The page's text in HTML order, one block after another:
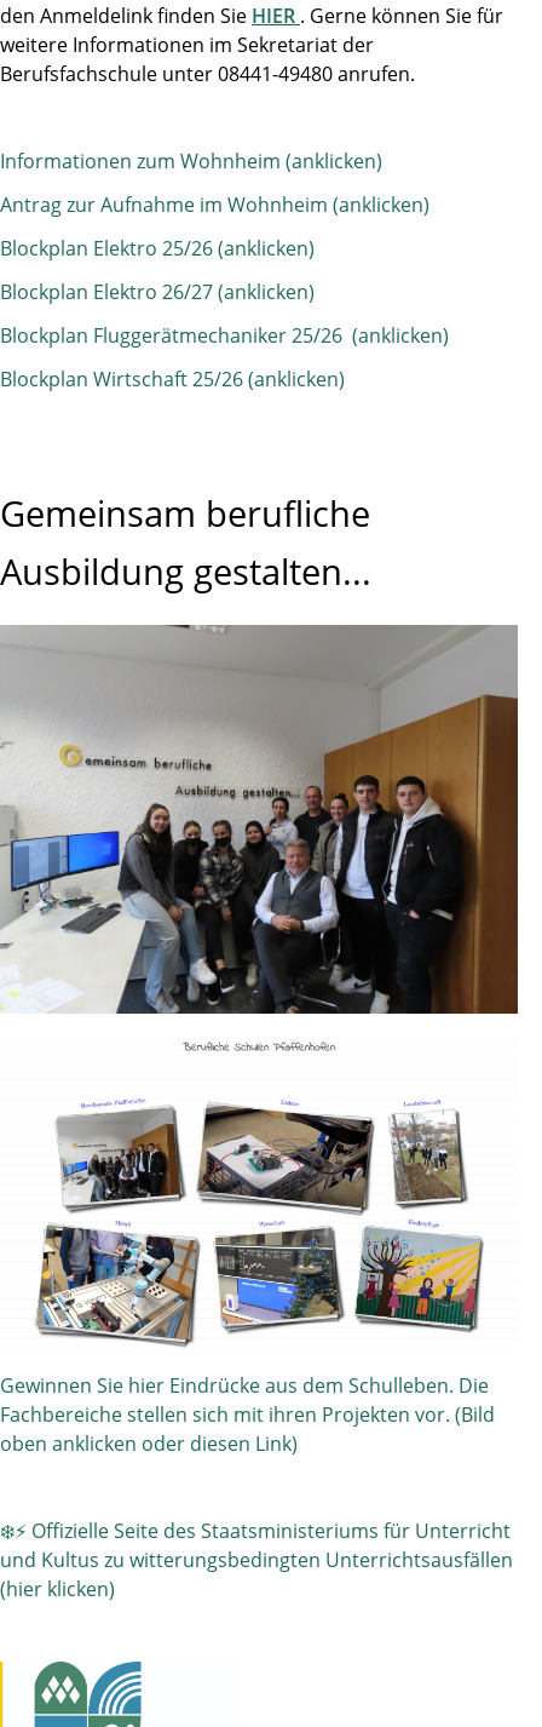
den Anmeldelink finden Sie HIER . Gerne können Sie für
weitere Informationen im Sekretariat der
Berufsfachschule unter 08441-49480 anrufen.
Informationen zum Wohnheim (anklicken)
Antrag zur Aufnahme im Wohnheim (anklicken)
Blockplan Elektro 25/26 (anklicken)
Blockplan Elektro 26/27 (anklicken)
Blockplan Fluggerätmechaniker 25/26 (anklicken)
Blockplan Wirtschaft 25/26 (anklicken)
Gemeinsam berufliche
Ausbildung gestalten...
Gewinnen Sie hier Eindrücke aus dem Schulleben. Die
Fachbereiche stellen sich mit ihren Projekten vor. (Bild
oben anklicken oder diesen Link)
❄️⚡ Offizielle Seite des Staatsministeriums für Unterricht
und Kultus zu witterungsbedingten Unterrichtsausfällen
(hier klicken)